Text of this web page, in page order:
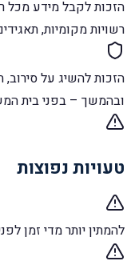
הזכות לקבל מידע מכל
רשויות מקומיות,
הזכות להשיג על
ובהמשך – בפני בית
טעויות נפוצות
להמתין יותר מדי זמן